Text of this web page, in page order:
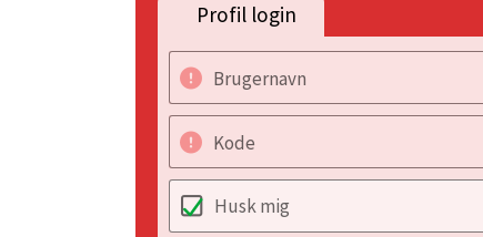
Profil login
Brugernavn
Kode
Husk mig